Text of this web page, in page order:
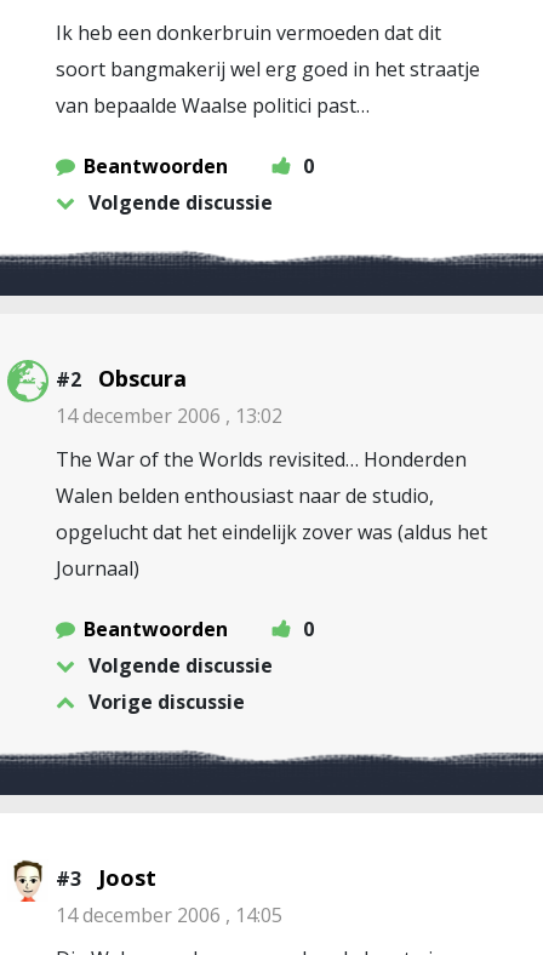
Ik heb een donkerbruin vermoeden dat dit
soort bangmakerij wel erg goed in het straatje
van bepaalde Waalse politici past…
Beantwoorden
0
Volgende discussie
#2 Obscura
14 december 2006 , 13:02
The War of the Worlds revisited… Honderden
Walen belden enthousiast naar de studio,
opgelucht dat het eindelijk zover was (aldus het
Journaal)
Beantwoorden
0
Volgende discussie
Vorige discussie
#3 Joost
14 december 2006 , 14:05